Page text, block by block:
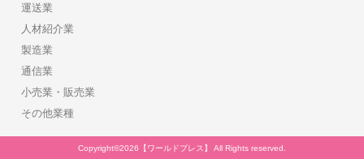
運送業
人材紹介業
製造業
通信業
小売業・販売業
その他業種
Copyright©2026【ワールドプレス】 All Rights reserved.